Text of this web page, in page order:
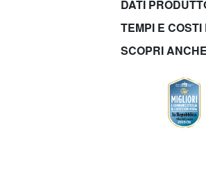
DATI
TEMPI E
SCOPRI